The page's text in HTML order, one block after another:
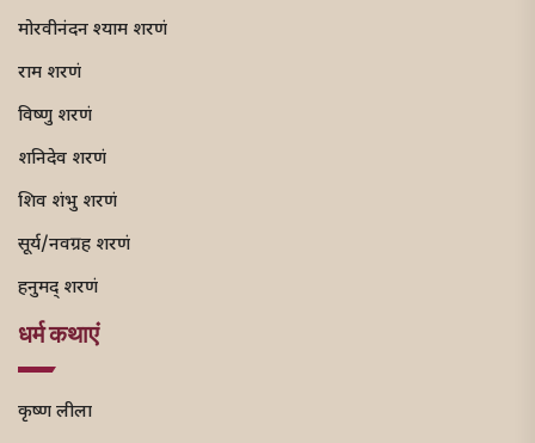
मोरवीनंदन श्याम शरणं
राम शरणं
विष्णु शरणं
शनिदेव शरणं
शिव शंभु शरणं
सूर्य/नवग्रह शरणं
हनुमद् शरणं
धर्म कथाएं
कृष्ण लीला